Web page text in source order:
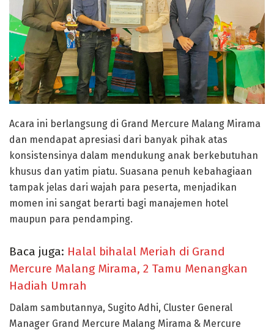
Acara ini berlangsung di Grand Mercure Malang Mirama
dan mendapat apresiasi dari banyak pihak atas
konsistensinya dalam mendukung anak berkebutuhan
khusus dan yatim piatu. Suasana penuh kebahagiaan
tampak jelas dari wajah para peserta, menjadikan
momen ini sangat berarti bagi manajemen hotel
maupun para pendamping.
Baca juga: Halal bihalal Meriah di Grand
Mercure Malang Mirama, 2 Tamu Menangkan
Hadiah Umrah
Dalam sambutannya, Sugito Adhi, Cluster General
Manager Grand Mercure Malang Mirama & Mercure